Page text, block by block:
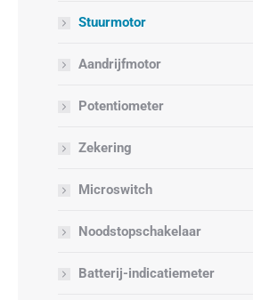
Stuurmotor
Aandrijfmotor
Potentiometer
Zekering
Microswitch
Noodstopschakelaar
Batterij-indicatiemeter